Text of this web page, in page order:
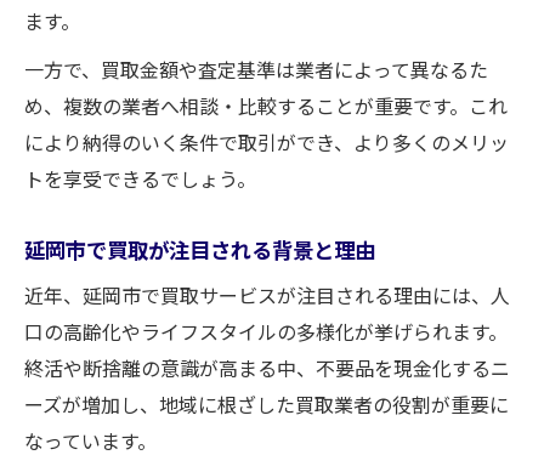
地元で信頼される買取の特徴を解説
延岡市の買取サービスが持つ強みとは
実績で広がる地域買取の安心感
不用品整理に最適な買取活用術を紹介
買取を活用した効率的な不用品整理法
買取サービスで得られる整理整頓の効果
家計を助ける買取活用の実践アイデア
不用品の賢い売却ポイントと注意事項
ます。
一方で、買取金額や査定基準は業者によって異なるた
め、複数の業者へ相談・比較することが重要です。これ
により納得のいく条件で取引ができ、より多くのメリッ
トを享受できるでしょう。
延岡市で買取が注目される背景と理由
近年、延岡市で買取サービスが注目される理由には、人
口の高齢化やライフスタイルの多様化が挙げられます。
終活や断捨離の意識が高まる中、不要品を現金化するニ
ーズが増加し、地域に根ざした買取業者の役割が重要に
なっています。